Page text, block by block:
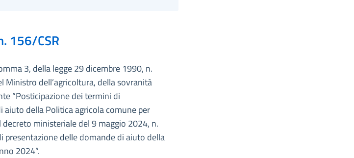
156/CSR
3, della legge 29 dicembre 1990, n.
Ministro dell’agricoltura, della sovranità
“Posticipazione dei termini di
della Politica agricola comune per
decreto ministeriale del 9 maggio 2024, n.
presentazione delle domande di aiuto della
2024”.